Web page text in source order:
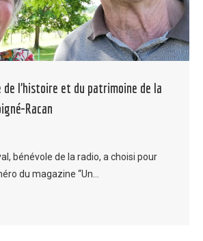
de l’histoire et du patrimoine de la
Racan
bénévole de la radio, a choisi pour
du magazine “Un…